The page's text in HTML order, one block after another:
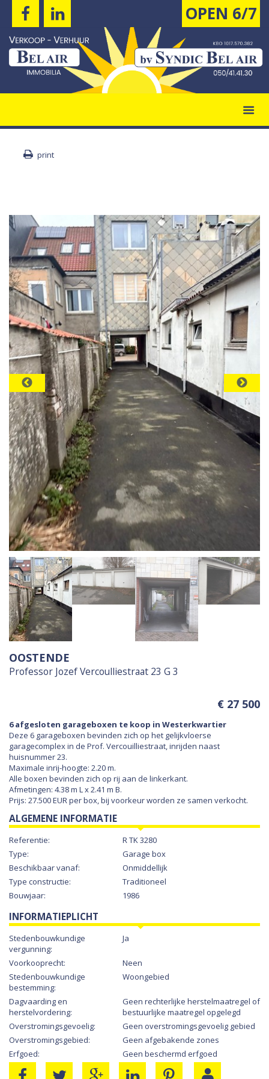
OPEN 6/7
print
OOSTENDE
Professor Jozef Vercoulliestraat 23 G 3
€ 27 500
6 afgesloten garageboxen te koop in Westerkwartier
Deze 6 garageboxen bevinden zich op het gelijkvloerse
garagecomplex in de Prof. Vercouilliestraat, inrijden naast
huisnummer 23.
Maximale inrij-hoogte: 2.20 m.
Alle boxen bevinden zich op rij aan de linkerkant.
Afmetingen: 4.38 m L x 2.41 m B.
Prijs: 27.500 EUR per box, bij voorkeur worden ze samen verkocht.
ALGEMENE INFORMATIE
Referentie:
R TK 3280
Type:
Garage box
Beschikbaar vanaf:
Onmiddellijk
Type constructie:
Traditioneel
Bouwjaar:
1986
INFORMATIEPLICHT
Stedenbouwkundige
vergunning:
Ja
Voorkooprecht:
Neen
Stedenbouwkundige
bestemming:
Woongebied
Dagvaarding en
herstelvordering:
Geen rechterlijke herstelmaatregel of
bestuurlijke maatregel opgelegd
Overstromingsgevoelig:
Geen overstromingsgevoelig gebied
Overstromingsgebied:
Geen afgebakende zones
Erfgoed:
Geen beschermd erfgoed